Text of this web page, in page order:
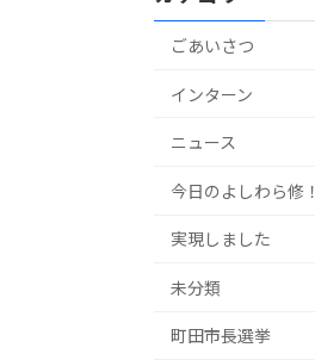
ごあいさつ
インターン
ニュース
今日のよしわら修！
実現しました
未分類
町田市長選挙